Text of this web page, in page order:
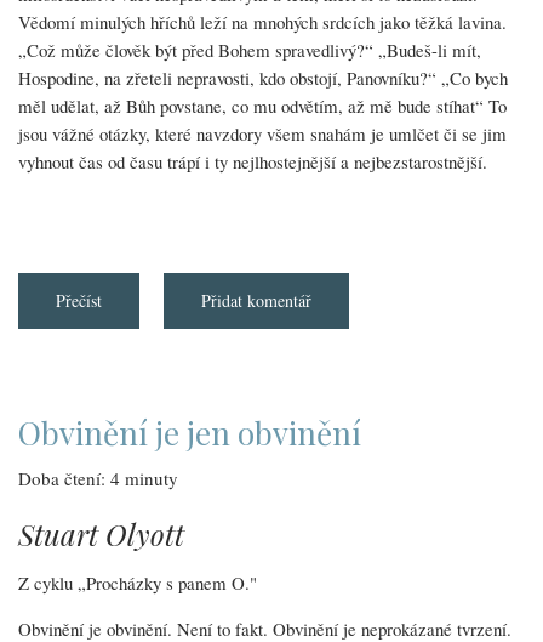
Vědomí minulých hříchů leží na mnohých srdcích jako těžká lavina.
„Což může člověk být před Bohem spravedlivý?“ „Budeš-li mít,
Hospodine, na zřeteli nepravosti, kdo obstojí, Panovníku?“ „Co bych
měl udělat, až Bůh povstane, co mu odvětím, až mě bude stíhat“ To
jsou vážné otázky, které navzdory všem snahám je umlčet či se jim
vyhnout čas od času trápí i ty nejlhostejnější a nejbezstarostnější.
Přečíst
odpuštění
Přidat komentář
Obvinění je jen obvinění
Doba čtení: 4 minuty
Stuart Olyott
Z cyklu „Procházky s panem O."
Obvinění je obvinění. Není to fakt. Obvinění je neprokázané tvrzení.